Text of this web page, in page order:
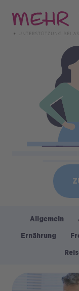
zum
Inhalt
Allgemein
Ernährung